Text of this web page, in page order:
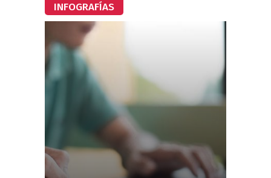
INFOGRAFÍAS